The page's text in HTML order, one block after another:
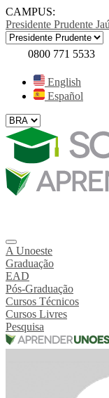
CAMPUS:
Presidente Prudente Jaú
0800 771 5533
English
Español
A Unoeste
Graduação
EAD
Pós-Graduação
Cursos Técnicos
Cursos Livres
Pesquisa